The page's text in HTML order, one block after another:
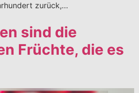
zurück,…
sind die
Früchte, die es